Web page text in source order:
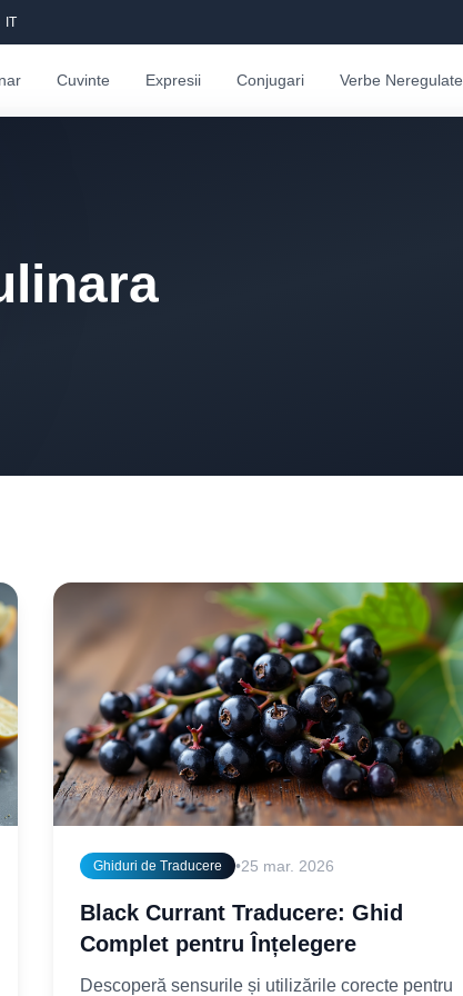
IT
Cuvinte Expresii Conjugari Verbe Neregulate
Ghiduri de Traducere •25 mar. 2026
Black Currant Traducere: Ghid
Complet pentru Înțelegere
Descoperă sensurile și utilizările corecte pentru